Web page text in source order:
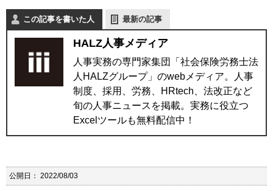
この記事を書いた人 最新の記事
HALZ人事メディア
人事実務の専門家集団「社会保険労務士法
人HALZグループ」のwebメディア。人事
制度、採用、労務、HRtech、法改正など
旬の人事ニュースを掲載。実務に役立つ
Excelツールも無料配信中！
公開日： 2022/08/03